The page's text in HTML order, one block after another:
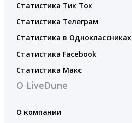
Статистика Тик Ток
Статистика Телеграм
Статистика в Одноклассниках
Статистика Facebook
Статистика Макс
О LiveDune
О компании